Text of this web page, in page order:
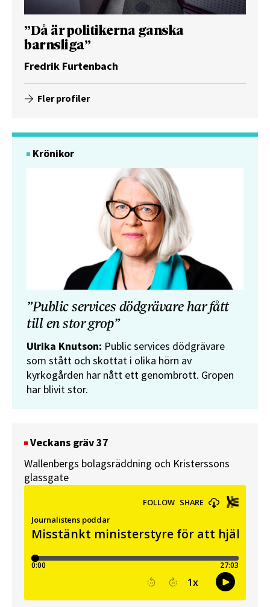
”Då är politikerna ganska
barnsliga”
Fredrik Furtenbach
Fler profiler
Krönikor
”Public services dödgrävare har fått
till en stor grop”
Ulrika Knutson: Public services dödgrävare
som stått och skottat i olika hörn av
kyrkogården har nått ett genombrott. Gropen
har blivit stor.
Veckans gräv 37
Wallenbergs bolagsräddning och Kristerssons
glassgate